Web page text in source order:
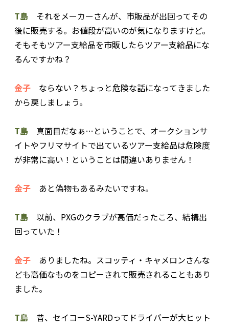
T島 それをメーカーさんが、市販品が出回ってその
後に販売する。お値段が高いのが気になりますけど。
そもそもツアー支給品を市販したらツアー支給品にな
るんですかね？
金子 ならない？ちょっと危険な話になってきました
から戻しましょう。
T島 真面目だなぁ…ということで、オークションサ
イトやフリマサイトで出ているツアー支給品は危険度
が非常に高い！ということは間違いありません！
金子 あと偽物もあるみたいですね。
T島 以前、PXGのクラブが高価だったころ、結構出
回っていた！
金子 ありましたね。スコッティ・キャメロンさんな
ども高価なものをコピーされて販売されることもあり
ました。
T島 昔、セイコーS-YARDってドライバーが大ヒット